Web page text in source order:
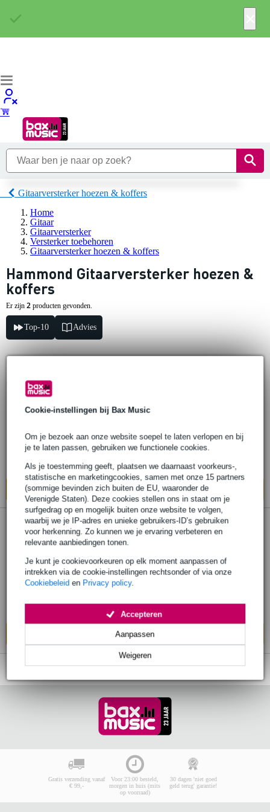
Cookie-instellingen bij Bax Music
Om je bezoek aan onze website soepel te laten verlopen en bij
je te laten passen, gebruiken we functionele cookies.
Als je toestemming geeft, plaatsen we daarnaast voorkeurs-,
statistische en marketingcookies, samen met onze 15 partners
(sommige bevinden zich buiten de EU, waaronder de
Verenigde Staten). Deze cookies stellen ons in staat om je
surfgedrag op en mogelijk buiten onze website te volgen,
waarbij we je IP-adres en unieke gebruikers-ID’s gebruiken
voor herkenning. Zo kunnen we je ervaring verbeteren en
relevante aanbiedingen tonen.
Je kunt je cookievoorkeuren op elk moment aanpassen of
intrekken via de cookie-instellingen rechtsonder of via onze
Cookiebeleid en Privacy policy.
Weigeren
Aanpassen
Accepteren
Gitaarversterker hoezen & koffers
Home
Gitaar
Gitaarversterker
Versterker toebehoren
Gitaarversterker hoezen & koffers
Hammond Gitaarversterker hoezen &
koffers
Er zijn 2 producten gevonden.
Top-10 Advies
Op voorraad
Ook in1 winkelop voorraad
In mijn winkelwagen
Hammond Softbag 3300P/3500 softbag
voor Leslie 3300P/3500
Adviesprijs € 205,- € 139,-
werkdagen
In mijn winkelwagen
Gratis verzending vanaf
€ 99,-
Voor 23:00 besteld,
morgen in huis (mits
op voorraad)
30 dagen 'niet goed
geld terug' garantie!